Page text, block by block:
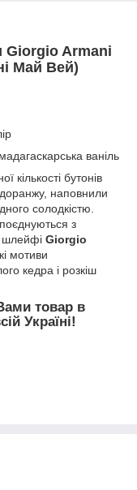
Armani
Май Вей)
ваніль
кількості бутонів
наповнили
солодкістю.
з
шлейфі Giorgio
мотиви
кедра і розкіш
товар в
Україні!